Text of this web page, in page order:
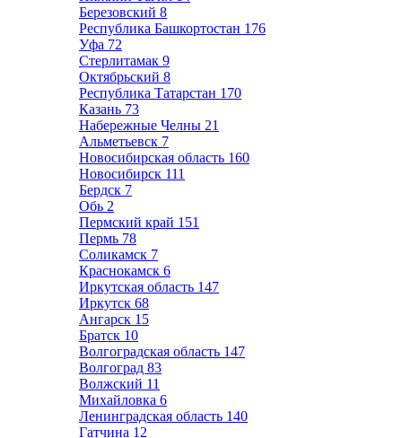
Березовский 8
Республика Башкортостан 176
Уфа 72
Стерлитамак 9
Октябрьский 8
Республика Татарстан 170
Казань 73
Набережные Челны 21
Альметьевск 7
Новосибирская область 160
Новосибирск 111
Бердск 7
Обь 2
Пермский край 151
Пермь 78
Соликамск 7
Краснокамск 6
Иркутская область 147
Иркутск 68
Ангарск 15
Братск 10
Волгоградская область 147
Волгоград 83
Волжский 11
Михайловка 6
Ленинградская область 140
Гатчина 12